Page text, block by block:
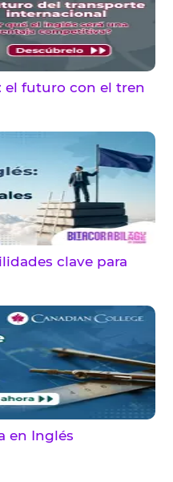
el futuro con el tren
clave para
en Inglés